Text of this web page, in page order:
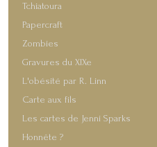
Tchiatoura
Papercraft
Zombies
Gravures du XIXe
L'obésité par R. Linn
Carte aux fils
Les cartes de Jenni Sparks
Honnête ?